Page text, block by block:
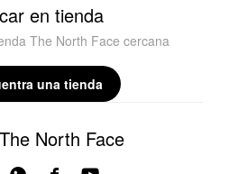
en tienda
The North Face cercana
una tienda
North Face